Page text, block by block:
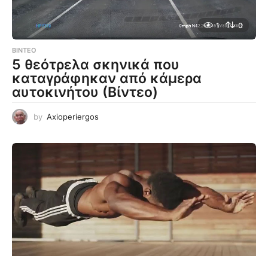
1 0
ΒΊΝΤΕΟ
5 θεότρελα σκηνικά που
καταγράφηκαν από κάμερα
αυτοκινήτου (Βίντεο)
by Axioperiergos